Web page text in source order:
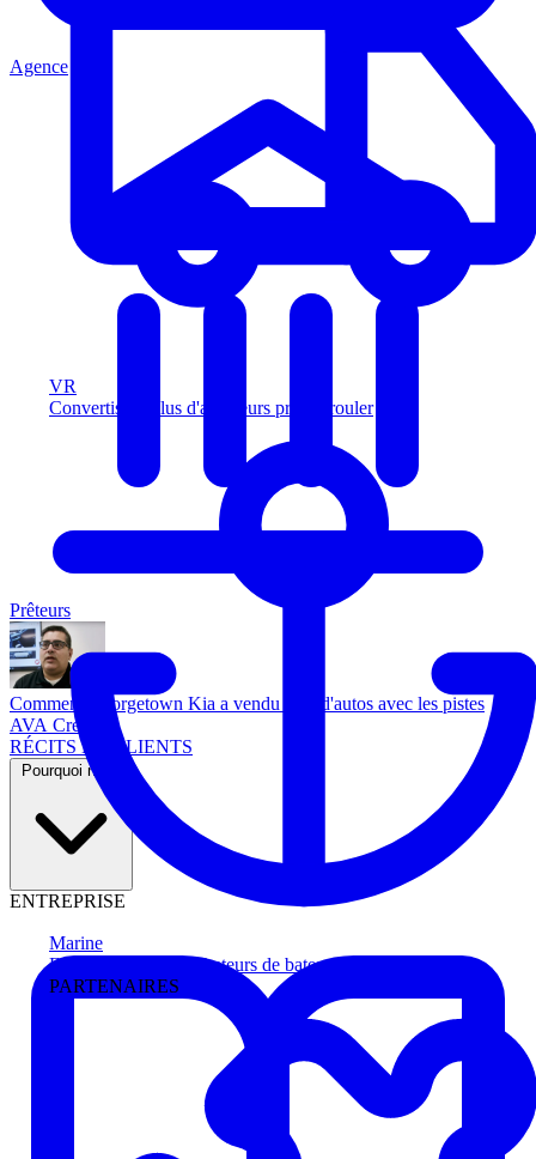
VR
Convertissez plus d'acheteurs prêts à rouler
Marine
Faites avancer les acheteurs de bateau
PARTENAIRES
Agence
Prêteurs
Comment Georgetown Kia a vendu plus d'autos avec les pistes
AVA Credit
RÉCITS DE CLIENTS
Pourquoi nous
ENTREPRISE